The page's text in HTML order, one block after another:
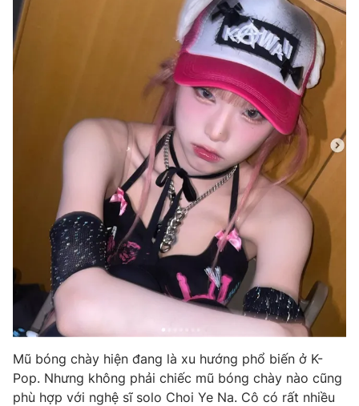
Mũ bóng chày hiện đang là xu hướng phổ biến ở K-
Pop. Nhưng không phải chiếc mũ bóng chày nào cũng
phù hợp với nghệ sĩ solo Choi Ye Na. Cô có rất nhiều